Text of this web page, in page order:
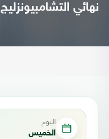
نهائي التشامبيونزليج
اليوم
الخميس